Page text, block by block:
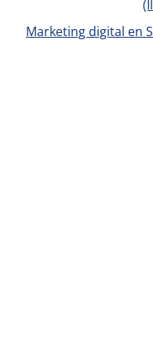
Marketing digital en